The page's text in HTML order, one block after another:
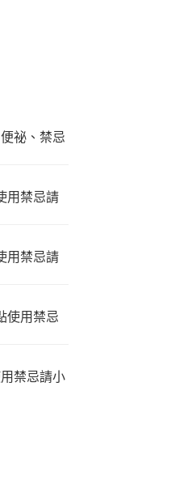
祕、禁忌
用禁忌請
用禁忌請
使用禁忌
禁忌請小